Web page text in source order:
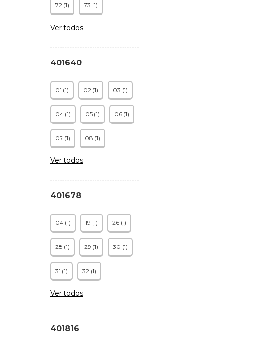
72 (1) 73 (1)
Ver todos
401640
01 (1) 02 (1) 03 (1)
04 (1) 05 (1) 06 (1)
07 (1) 08 (1)
Ver todos
401678
04 (1) 19 (1) 26 (1)
28 (1) 29 (1) 30 (1)
31 (1) 32 (1)
Ver todos
401816